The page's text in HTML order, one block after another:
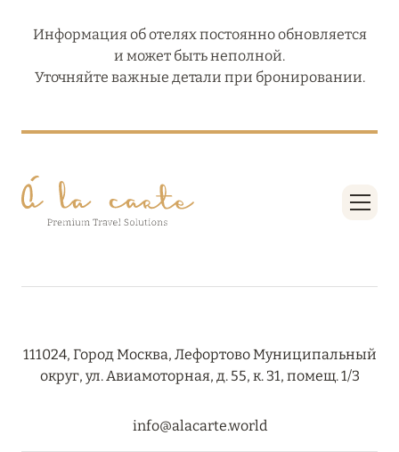
Информация об отелях постоянно обновляется
и может быть неполной.
Уточняйте важные детали при бронировании.
111024, Город Москва, Лефортово Муниципальный
округ, ул. Авиамоторная, д. 55, к. 31, помещ. 1/3
info@alacarte.world